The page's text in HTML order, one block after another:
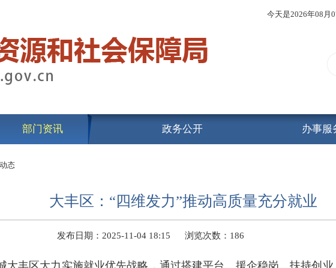
今天是2026年08月
部门资讯 政务公开 办事服
态
大丰区：“四维发力”推动高质量充分就业
发布日期：2025-11-04 18:15 浏览次数： 186
大丰区大力实施就业优先战略，通过搭建平台、援企稳岗、扶持创